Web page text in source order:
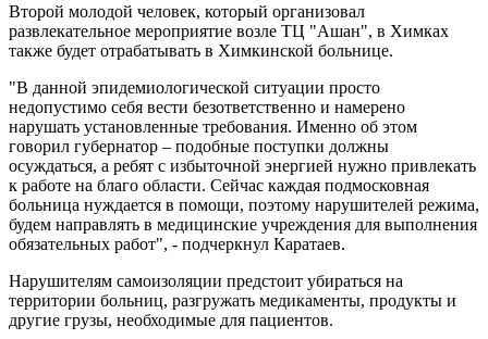
Второй молодой человек, который организовал
развлекательное мероприятие возле ТЦ "Ашан", в Химках
также будет отрабатывать в Химкинской больнице.
"В данной эпидемиологической ситуации просто
недопустимо себя вести безответственно и намерено
нарушать установленные требования. Именно об этом
говорил губернатор – подобные поступки должны
осуждаться, а ребят с избыточной энергией нужно привлекать
к работе на благо области. Сейчас каждая подмосковная
больница нуждается в помощи, поэтому нарушителей режима,
будем направлять в медицинские учреждения для выполнения
обязательных работ", - подчеркнул Каратаев.
Нарушителям самоизоляции предстоит убираться на
территории больниц, разгружать медикаменты, продукты и
другие грузы, необходимые для пациентов.